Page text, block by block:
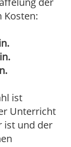
Kosten:
ist
Unterricht
ist und der